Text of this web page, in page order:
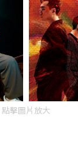
點擊圖片放大